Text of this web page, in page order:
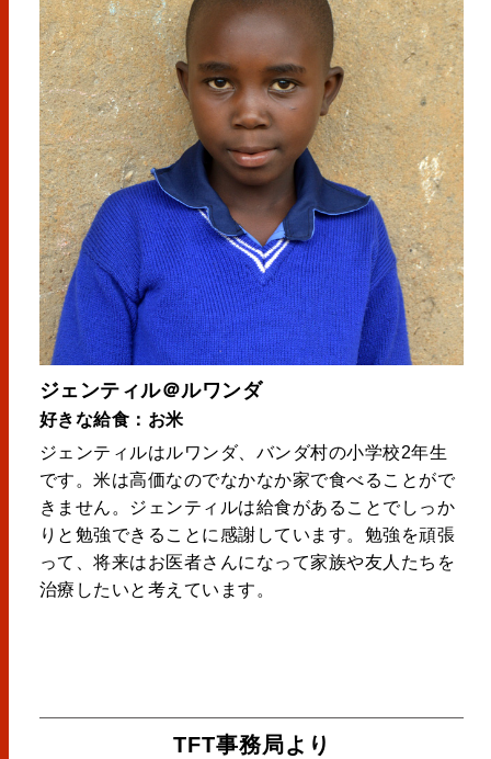
ジェンティル＠ルワンダ
好きな給食：お米
ジェンティルはルワンダ、バンダ村の小学校2年生
です。米は高価なのでなかなか家で食べることがで
きません。ジェンティルは給食があることでしっか
りと勉強できることに感謝しています。勉強を頑張
って、将来はお医者さんになって家族や友人たちを
治療したいと考えています。
TFT事務局より